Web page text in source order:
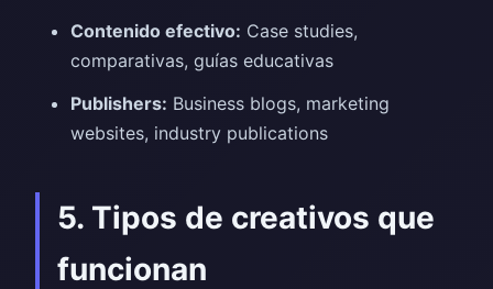
Contenido efectivo: Case studies,
comparativas, guías educativas
Publishers: Business blogs, marketing
websites, industry publications
5. Tipos de creativos que
funcionan